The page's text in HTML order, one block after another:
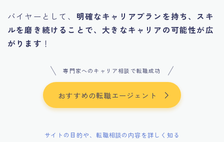
バイヤーとして、 明確なキャリアプランを持ち、スキ
ルを磨き続けることで、大きなキャリアの可能性が広
がります ！
専門家へのキャリア相談で転職成功
おすすめの転職エージェント
サイトの目的や、転職相談の内容を詳しく知る